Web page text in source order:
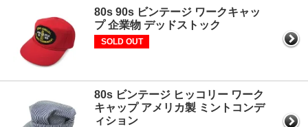
80s 90s ビンテージ ワークキャッ
プ 企業物 デッドストック
SOLD OUT
80s ビンテージ ヒッコリー ワーク
キャップ アメリカ製 ミントコンデ
ィション